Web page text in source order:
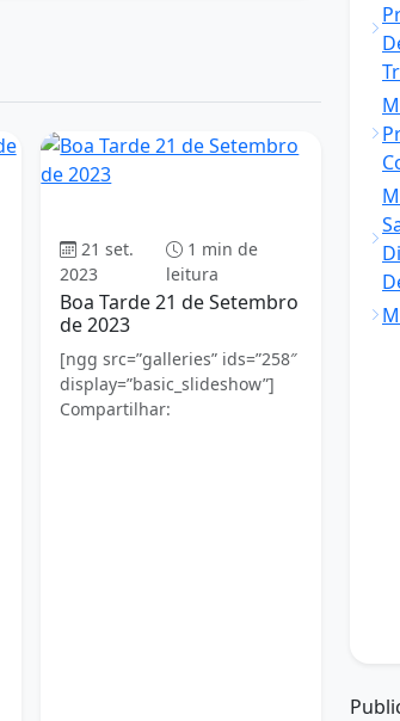
21 set.
2023
1 min de
leitura
Boa Tarde 21 de Setembro
de 2023
[ngg src=”galleries” ids=”258″
display=”basic_slideshow”]
Compartilhar: